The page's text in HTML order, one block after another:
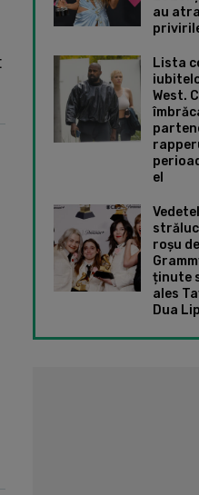
au
Lista
West.
el
roșu
ținute
ales
Dua